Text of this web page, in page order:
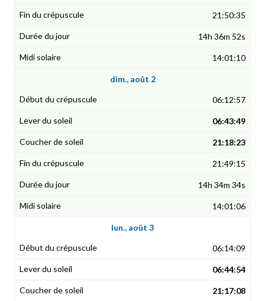
21:50:35
14h 36m 52s
14:01:10
dim., août 2
06:12:57
06:43:49
21:18:23
21:49:15
14h 34m 34s
14:01:06
lun., août 3
06:14:09
06:44:54
21:17:08